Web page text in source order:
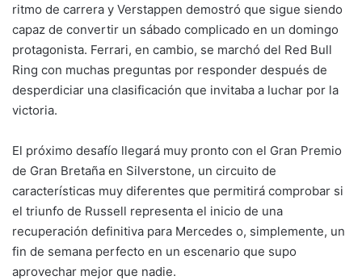
ritmo de carrera y Verstappen demostró que sigue siendo
capaz de convertir un sábado complicado en un domingo
protagonista. Ferrari, en cambio, se marchó del Red Bull
Ring con muchas preguntas por responder después de
desperdiciar una clasificación que invitaba a luchar por la
victoria.
El próximo desafío llegará muy pronto con el Gran Premio
de Gran Bretaña en Silverstone, un circuito de
características muy diferentes que permitirá comprobar si
el triunfo de Russell representa el inicio de una
recuperación definitiva para Mercedes o, simplemente, un
fin de semana perfecto en un escenario que supo
aprovechar mejor que nadie.